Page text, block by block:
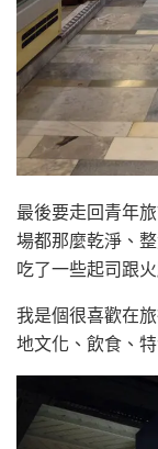
最後要走回青年
場都那麼乾淨、
吃了一些起司跟
我是個很喜歡在
地文化、飲食、